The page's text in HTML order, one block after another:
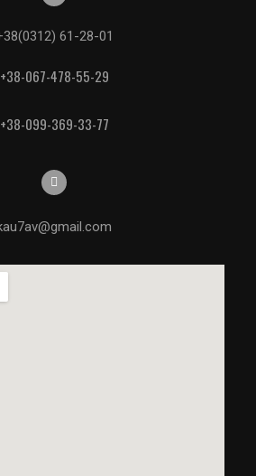
61-28-01
+38-067-478-55-29
+38-099-369-33-77